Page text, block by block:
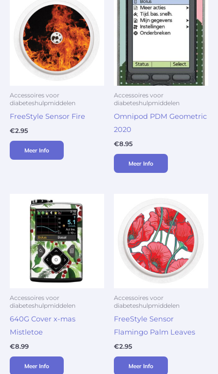
Accessoires voor
diabeteshulpmiddelen
FreeStyle Sensor Fire
€2.95
Meer Info
Accessoires voor
diabeteshulpmiddelen
Omnipod PDM Geometric
2020
€8.95
Meer Info
Accessoires voor
diabeteshulpmiddelen
640G Cover x-mas
Mistletoe
€8.99
Meer Info
Accessoires voor
diabeteshulpmiddelen
FreeStyle Sensor
Flamingo Palm Leaves
€2.95
Meer Info